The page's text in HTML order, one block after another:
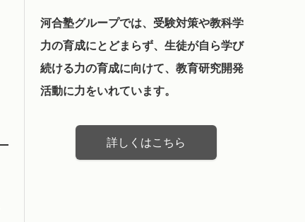
河合塾グループでは、受験対策や教科学
力の育成にとどまらず、生徒が自ら学び
続ける力の育成に向けて、教育研究開発
活動に力をいれています。
詳しくはこちら